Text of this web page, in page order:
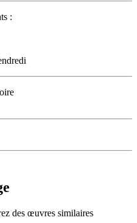
:
des œuvres similaires